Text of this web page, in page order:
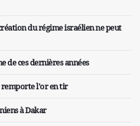
du régime israélien ne peut
de ces dernières années
remporte l'or en tir
à Dakar